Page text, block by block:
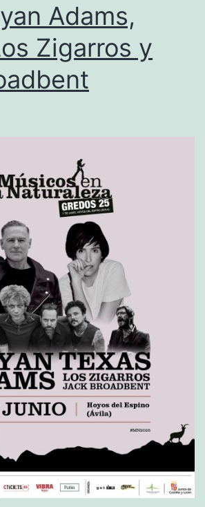
Adams,
Zigarros y